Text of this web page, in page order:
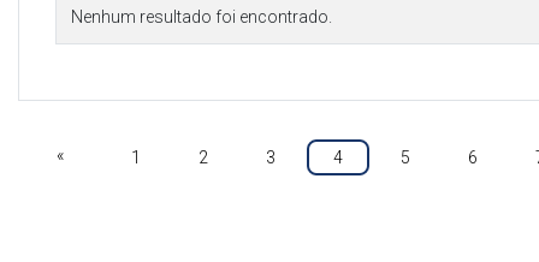
Nenhum resultado foi encontrado.
« 1 2 3 4 5 6